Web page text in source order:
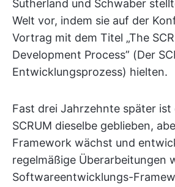
Sutherland und Schwaber
Welt vor, indem sie auf der
Vortrag mit dem Titel „The
Development Process” (Der
Entwicklungsprozess) hielten.
Fast drei Jahrzehnte später ist
SCRUM dieselbe geblieben,
Framework wächst und
regelmäßige Überarbeitungen
Softwareentwicklungs-